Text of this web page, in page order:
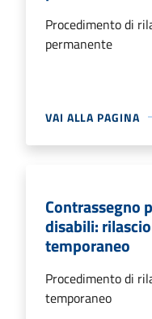
Procedimento di
permanente
VAI ALLA PAGINA
Contrassegno
disabili:
temporaneo
Procedimento di
temporaneo